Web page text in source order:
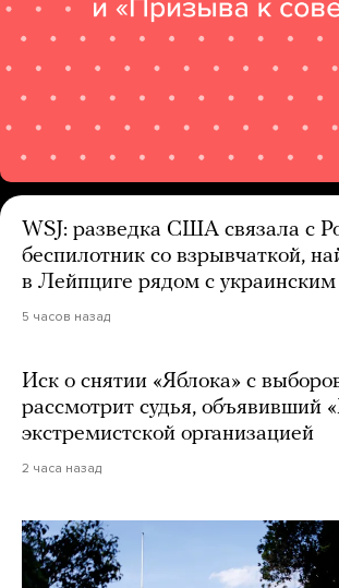
WSJ: разведка США связала с
беспилотник со взрывчаткой,
в Лейпциге рядом с
5 часов назад
Иск о снятии «Яблока» с
рассмотрит судья, объявивший
экстремистской организацией
2 часа назад